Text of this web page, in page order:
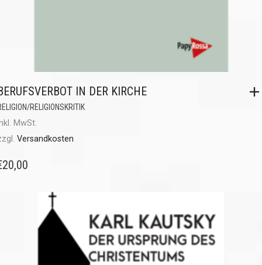
IN DER KIRCHE
RELIGIONSKRITIK
MwSt.
Versandkosten
20,00